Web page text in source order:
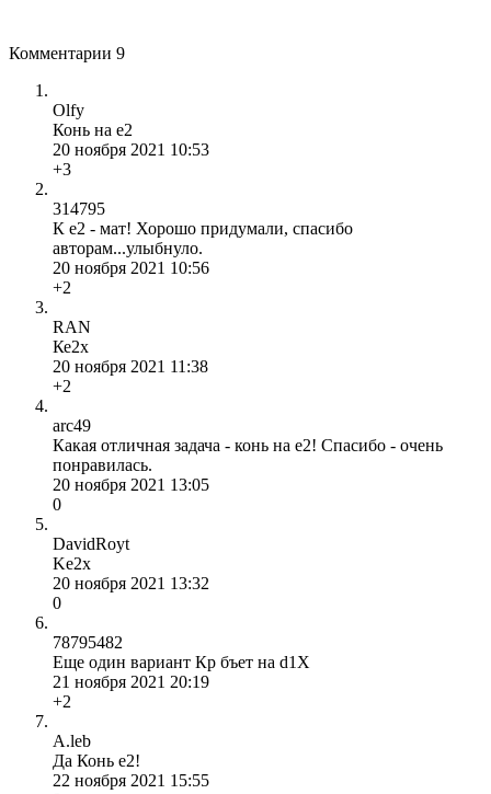
Комментарии 9
Olfy
Конь на е2
20 ноября 2021 10:53
+3
314795
К е2 - мат! Хорошо придумали, спасибо
авторам...улыбнуло.
20 ноября 2021 10:56
+2
RAN
Ке2х
20 ноября 2021 11:38
+2
arc49
Какая отличная задача - конь на e2! Спасибо - очень
понравилась.
20 ноября 2021 13:05
0
DavidRoyt
Ke2x
20 ноября 2021 13:32
0
78795482
Еще один вариант Кр бъет на d1X
21 ноября 2021 20:19
+2
A.leb
Да Конь е2!
22 ноября 2021 15:55